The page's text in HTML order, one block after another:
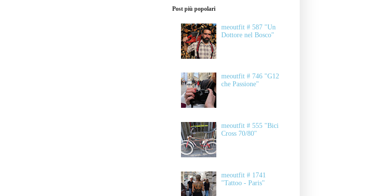
Post più popolari
meoutfit # 587 "Un
Dottore nel Bosco"
meoutfit # 746 "G12
che Passione"
meoutfit # 555 "Bici
Cross 70/80"
meoutfit # 1741
"Tattoo - Paris"